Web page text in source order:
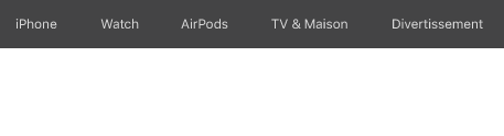
iPhone Watch AirPods TV & Maison Divertissements